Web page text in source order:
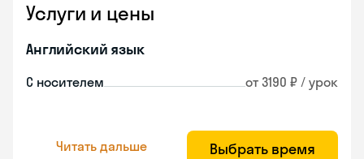
Услуги и цены
Английский язык
С носителем от 3190 ₽ / урок
Читать дальше Выбрать время